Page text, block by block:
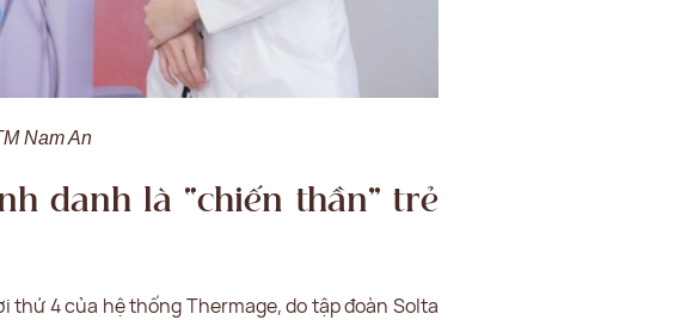
Nam An
danh là “chiến thần” trẻ
thứ 4 của hệ thống Thermage, do tập đoàn Solta